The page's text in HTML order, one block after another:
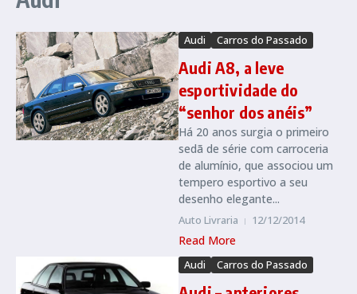
Audi Carros do Passado
Audi A8, a leve
esportividade do
“senhor dos anéis”
Há 20 anos surgia o primeiro
sedã de série com carroceria
de alumínio, que associou um
tempero esportivo a seu
desenho elegante...
Auto Livraria 12/12/2014
Read More
Audi Carros do Passado